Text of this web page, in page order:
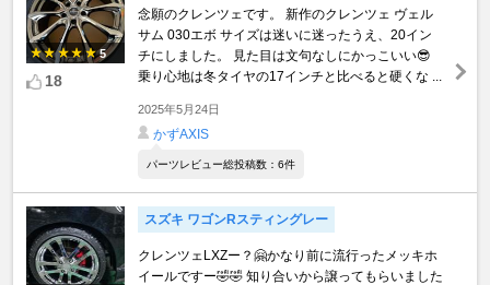
5
18
念願のクレンツェです。 新作のクレンツェ ヴェル
サム 030エボ サイズは迷いに迷ったうえ、20イン
チにしました。 見た目は文句なしにかっこいい😎
乗り心地は冬タイヤの17インチと比べると硬くな ...
2025年5月24日
かずAXIS
パーツレビュー総投稿数：6件
スズキ ワゴンRスティングレー
クレンツェLXZー？🤗かなり前に流行ったメッキホ
イールですー🤣🤣 知り合いから譲ってもらいました